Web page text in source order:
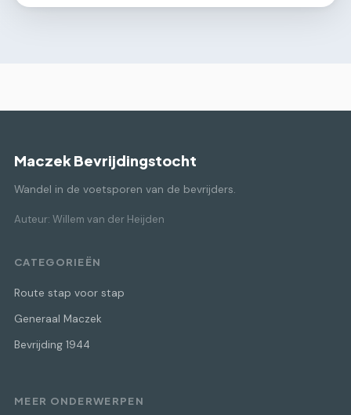
Maczek Bevrijdingstocht
Wandel in de voetsporen van de bevrijders.
Auteur: Willem van der Heijden
CATEGORIEËN
Route stap voor stap
Generaal Maczek
Bevrijding 1944
MEER ONDERWERPEN